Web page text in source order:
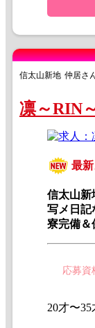
信太山新地 仲居さ
凛～RIN
最
信太山新
写メ日記
寮完備
応募資
20才〜